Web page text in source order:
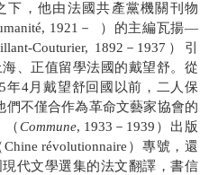
下，他由法國共產黨機關刊物
1921－ ）的主編瓦揚—
Couturier, 1892－1937）引
、正值留學法國的戴望舒。從
年4月戴望舒回國以前，二人保
們不僅合作為革命文藝家協會的
（Commune, 1933－1939）出版
Chine révolutionnaire）專號，還
代文學選集的法文翻譯，書信